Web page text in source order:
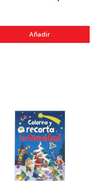
Añadir